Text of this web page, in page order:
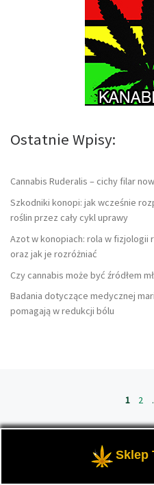
Ostatnie Wpisy:
Cannabis Ruderalis – cichy filar
Szkodniki konopi: jak wcześnie
roślin przez cały cykl uprawy
Azot w konopiach: rola w fizjologii
oraz jak je rozróżniać
Czy cannabis może być źródłem
Badania dotyczące medycznej
pomagają w redukcji bólu
Nawigacja po1 2
Sklep